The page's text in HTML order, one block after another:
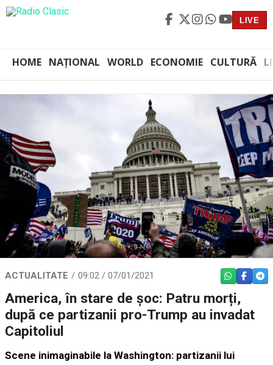
LIVE
HOME NAȚIONAL WORLD ECONOMIE CULTURĂ
ACTUALITATE 09:02 / 07/01/2021 WHATSAPP
America, în stare de șoc: Patru morți,
după ce partizanii pro-Trump au invadat
Capitoliul
Scene inimaginabile la Washington: partizanii lui